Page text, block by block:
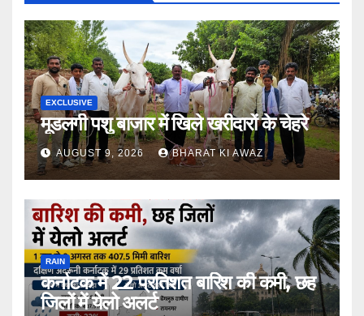
EXCLUSIVE
मूडलगी पशु बाजार में खिले खरीदारों के चेहरे
AUGUST 9, 2026 BHARAT KI AWAZ
RAIN
कर्नाटक में 22 प्रतिशत बारिश की कमी, छह
जिलों में येलो अलर्ट